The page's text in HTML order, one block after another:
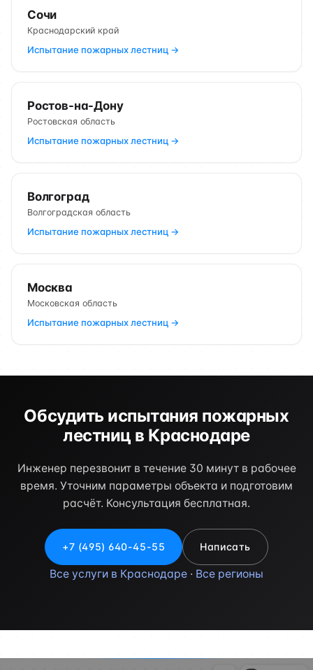
Сочи
Краснодарский край
Испытание пожарных лестниц →
Ростов-на-Дону
Ростовская область
Испытание пожарных лестниц →
Волгоград
Волгоградская область
Испытание пожарных лестниц →
Москва
Московская область
Испытание пожарных лестниц →
Обсудить испытания пожарных
лестниц в Краснодаре
Инженер перезвонит в течение 30 минут в рабочее
время. Уточним параметры объекта и подготовим
расчёт. Консультация бесплатная.
+7 (495) 640-45-55 Написать
Все услуги в Краснодаре · Все регионы